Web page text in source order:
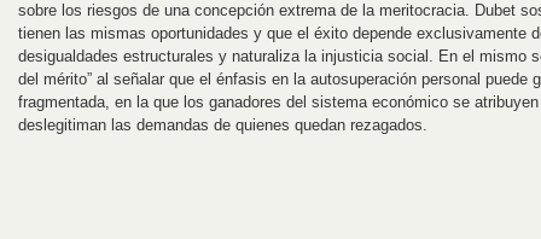
sobre los riesgos de una concepción extrema de la meritocracia. Dubet
tienen las mismas oportunidades y que el éxito depende exclusivamente
desigualdades estructurales y naturaliza la injusticia social. En el mismo
del mérito” al señalar que el énfasis en la autosuperación personal puede
fragmentada, en la que los ganadores del sistema económico se
deslegitiman las demandas de quienes quedan rezagados.